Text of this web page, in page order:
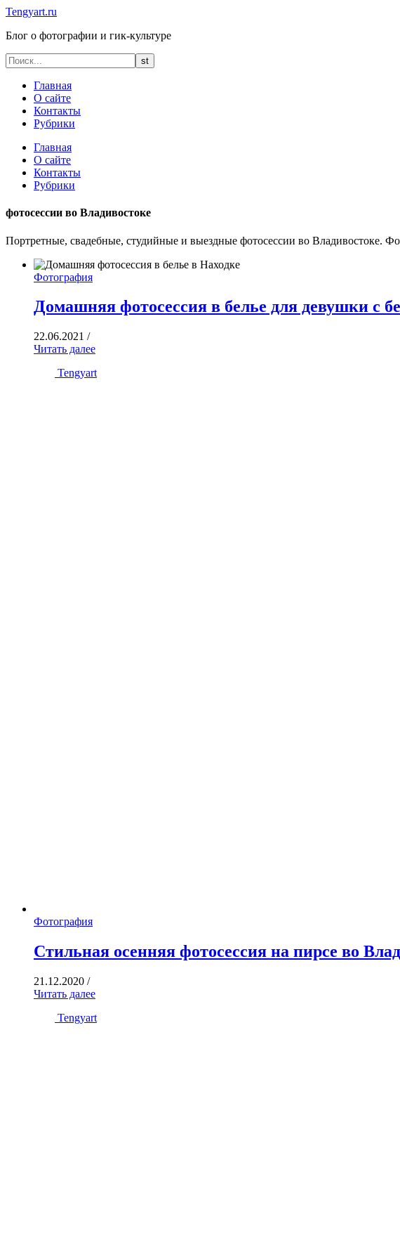
Tengyart.ru
Блог о фотографии и гик-культуре
Главная
О сайте
Контакты
Рубрики
Главная
О сайте
Контакты
Рубрики
фотосессии во Владивостоке
Портретные, свадебные, студийные и выездные фотосессии во Владивостоке.
Фотография
Домашняя фотосессия в белье для девушки с
22.06.2021 /
Читать далее
Tengyart
Фотография
Стильная осенняя фотосессия на пирсе во
21.12.2020 /
Читать далее
Tengyart